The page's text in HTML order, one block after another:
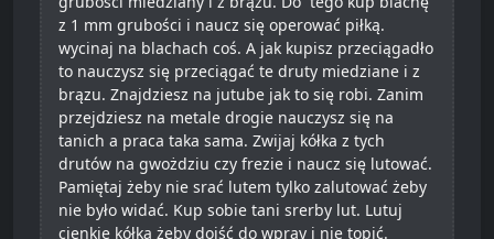
z 1 mm grubości i naucz się operować piłką.
wycinaj na blachach coś. A jak kupisz przeciągadło
to nauczysz się przeciągać te druty miedziane i z
brązu. Znajdziesz na jutube jak to się robi. Zanim
przejdziesz na metale drogie nauczysz się na
tanich a praca taka sama. Zwijaj kółka z tych
drutów na gwożdziu czy frezie i naucz się lutować.
Pamiętaj żeby nie srać lutem tylko zalutować żeby
nie było widać. Kup sobie tani srerby lut. Lutuj
cienkie kółka żeby dojść do wpray i nie topić.